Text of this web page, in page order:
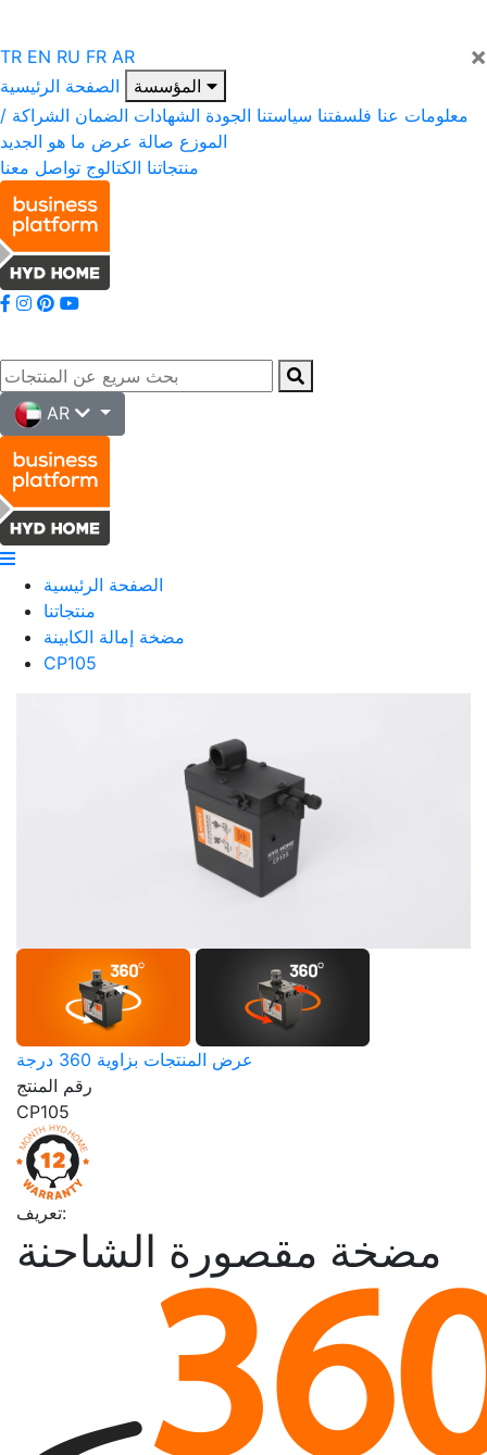
×
TR EN RU FR AR
الصفحة الرئيسية
معلومات عنا فلسفتنا سياستنا الجودة الشهادات الضمان الشراكة /
الموزع صالة عرض ما هو الجديد
منتجاتنا الكتالوج تواصل معنا
AR
الصفحة الرئيسية
منتجاتنا
مضخة إمالة الكابينة
CP105
عرض المنتجات بزاوية 360 درجة
رقم المنتج
CP105
تعريف:
مضخة مقصورة الشاحنة